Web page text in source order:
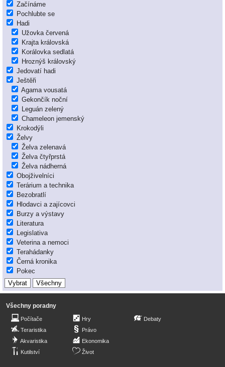
Začínáme
Pochlubte se
Hadi
Užovka červená
Krajta královská
Korálovka sedlatá
Hroznýš královský
Jedovatí hadi
Ještěři
Agama vousatá
Gekončík noční
Leguán zelený
Chameleon jemenský
Krokodýli
Želvy
Želva zelenavá
Želva čtyřprstá
Želva nádherná
Obojživelníci
Terárium a technika
Bezobratlí
Hlodavci a zajícovci
Burzy a výstavy
Literatura
Legislativa
Veterina a nemoci
Terahádanky
Černá kronika
Pokec
Všechny poradny
Počítače
Teraristika
Akvaristika
Kutilství
Hry
Právo
Ekonomika
Život
Debaty